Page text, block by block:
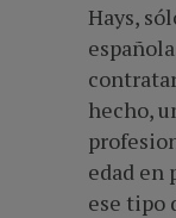
Hays,
hecho,
edad en
ese tipo